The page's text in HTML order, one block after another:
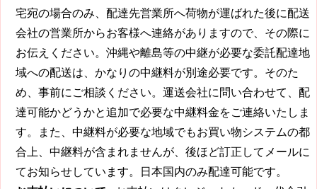
宅宛の場合のみ、配達先営業所へ荷物が運ばれた後に配送
会社の営業所からお客様へ連絡がありますので、その際に
お伝えください。沖縄や離島等の中継が必要な委託配達地
域への配送は、かなりの中継料が別途必要です。そのた
め、事前にご相談ください。運送会社に問い合わせて、配
達可能かどうかと追加で必要な中継料金をご連絡いたしま
す。また、中継料が必要な地域でもお買い物システムの都
合上、中継料が含まれませんが、後ほど訂正してメールに
てお知らせしています。日本国内のみ配達可能です。